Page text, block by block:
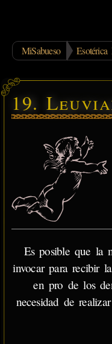
MiSabueso Esotérica
19.
Es posible que la
invocar para recibir
en pro de los
necesidad de